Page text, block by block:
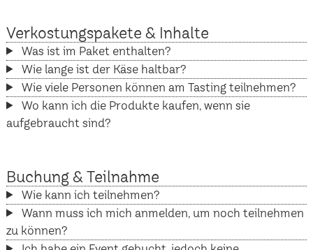
Verkostungspakete & Inhalte
Was ist im Paket enthalten?
Wie lange ist der Käse haltbar?
Wie viele Personen können am Tasting teilnehmen?
Wo kann ich die Produkte kaufen, wenn sie
aufgebraucht sind?
Buchung & Teilnahme
Wie kann ich teilnehmen?
Wann muss ich mich anmelden, um noch teilnehmen
zu können?